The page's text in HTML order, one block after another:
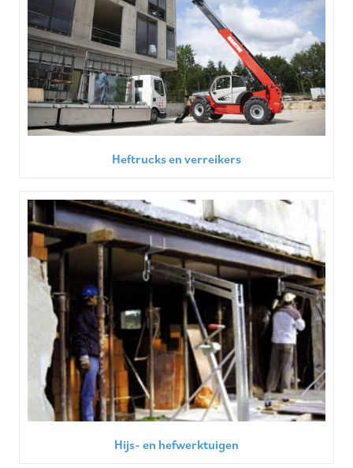
Heftrucks en verreikers
Hijs- en hefwerktuigen